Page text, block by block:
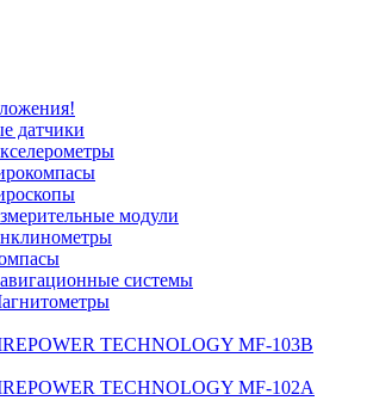
датчики
модули
системы
TECHNOLOGY MF-103B
TECHNOLOGY MF-102A